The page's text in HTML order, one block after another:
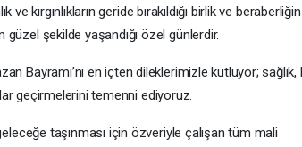
ve kırgınlıkların geride bırakıldığı birlik ve beraberliğin
şekilde yaşandığı özel günlerdir.
Bayramı’nı en içten dileklerimizle kutluyor;
geçirmelerini temenni ediyoruz.
taşınması için özveriyle çalışan tüm mali